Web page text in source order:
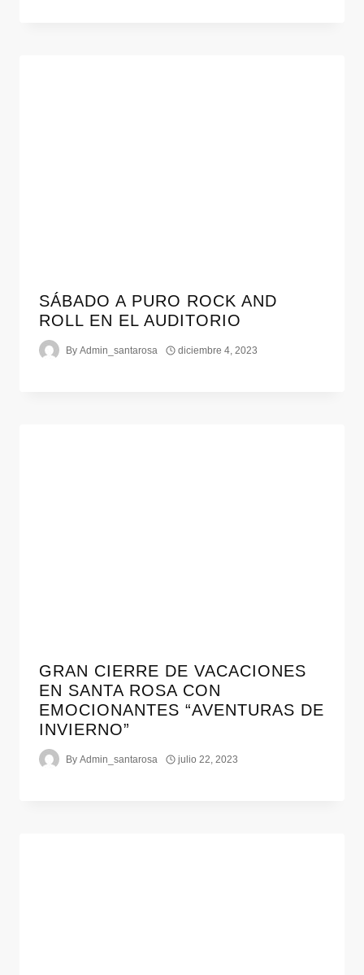
SÁBADO A PURO ROCK AND
ROLL EN EL AUDITORIO
By Admin_santarosa diciembre 4, 2023
GRAN CIERRE DE VACACIONES
EN SANTA ROSA CON
EMOCIONANTES “AVENTURAS DE
INVIERNO”
By Admin_santarosa julio 22, 2023